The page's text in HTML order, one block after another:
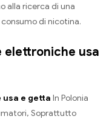
alla ricerca di una
di nicotina.
elettroniche usa
e getta In Polonia
Soprattutto